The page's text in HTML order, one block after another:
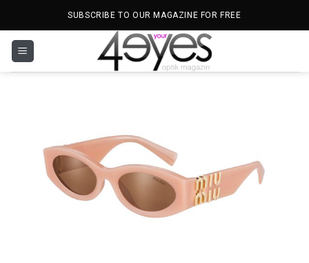
SUBSCRIBE TO OUR MAGAZINE FOR FREE